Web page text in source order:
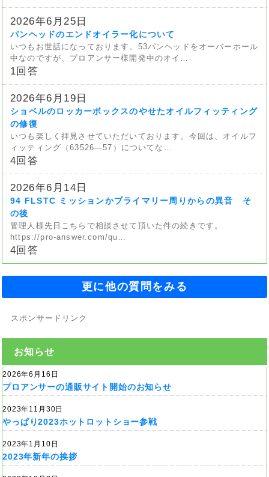
2026年6月25日
パンヘッドのエンドオイラー化について
いつもお世話になっております。53パンヘッドをオーバーホール
中なのですが、プロアンサー様開発中のオイ…
1回答
2026年6月19日
ショベルのロッカーボックスのやせたオイルフィッティング
の修復
いつも楽しく拝見させていただいております。今回は、オイルフ
ィッティング（63526—57）についてな…
4回答
2026年6月14日
94 FLSTC ミッションかプライマリー周りからの異音 そ
の後
管理人様先日こちらで相談させて頂いた件の続きです。
https://pro-answer.com/qu…
4回答
更に他の質問をみる
スポンサードリンク
お知らせ
2026年6月16日
プロアンサーの通販サイト開始のお知らせ
2023年11月30日
やっぱり2023ホットロットショー参戦
2023年1月10日
2023年新年の挨拶